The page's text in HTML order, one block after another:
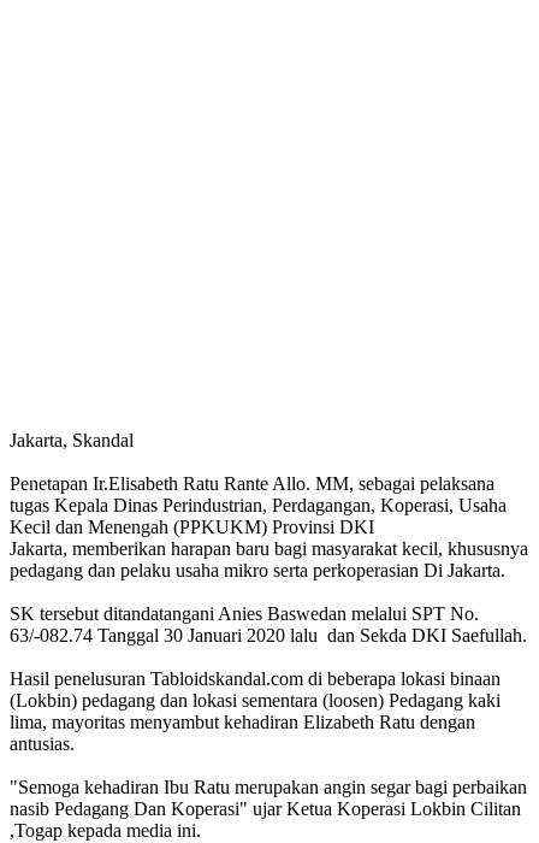
Jakarta, Skandal
Penetapan Ir.Elisabeth Ratu Rante Allo. MM, sebagai pelaksana
tugas Kepala Dinas Perindustrian, Perdagangan, Koperasi, Usaha
Kecil dan Menengah (PPKUKM) Provinsi DKI
Jakarta, memberikan harapan baru bagi masyarakat kecil, khususnya
pedagang dan pelaku usaha mikro serta perkoperasian Di Jakarta.
SK tersebut ditandatangani Anies Baswedan melalui SPT No.
63/-082.74 Tanggal 30 Januari 2020 lalu dan Sekda DKI Saefullah.
Hasil penelusuran Tabloidskandal.com di beberapa lokasi binaan
(Lokbin) pedagang dan lokasi sementara (loosen) Pedagang kaki
lima, mayoritas menyambut kehadiran Elizabeth Ratu dengan
antusias.
"Semoga kehadiran Ibu Ratu merupakan angin segar bagi perbaikan
nasib Pedagang Dan Koperasi" ujar Ketua Koperasi Lokbin Cilitan
,Togap kepada media ini.